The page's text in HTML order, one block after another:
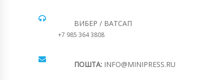
ВИБЕР / ВАТСАП
+7 985 364 3808
ПОШТА: INFO@MINIPRESS.RU